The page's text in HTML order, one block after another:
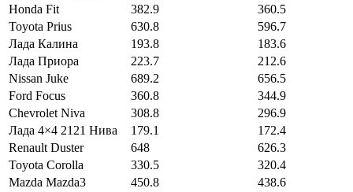
Honda Fit
382.9
360.5
Toyota Prius
630.8
596.7
Лада Калина
193.8
183.6
Лада Приора
223.7
212.6
Nissan Juke
689.2
656.5
Ford Focus
360.8
344.9
Chevrolet Niva
308.8
296.9
Лада 4×4 2121 Нива
179.1
172.4
Renault Duster
648
626.3
Toyota Corolla
330.5
320.4
Mazda Mazda3
450.8
438.6